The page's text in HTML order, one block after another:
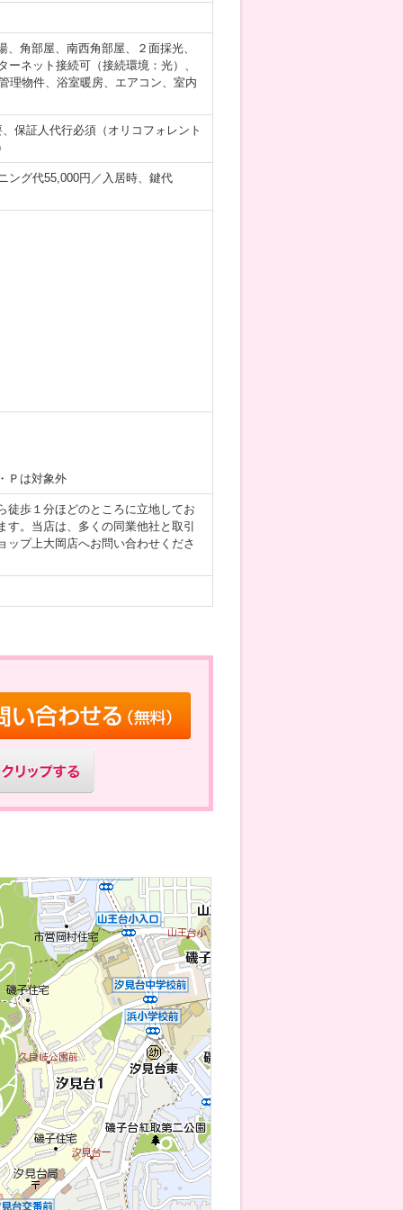
角部屋、南西角部屋、２面採光、
ネット接続可（接続環境：光）、
理物件、浴室暖房、エアコン、室内
保証人代行必須（オリコフォレント
ング代55,000円／入居時、鍵代
Ｐは対象外
歩１分ほどのところに立地してお
す。当店は、多くの同業他社と取引
プ上大岡店へお問い合わせくださ